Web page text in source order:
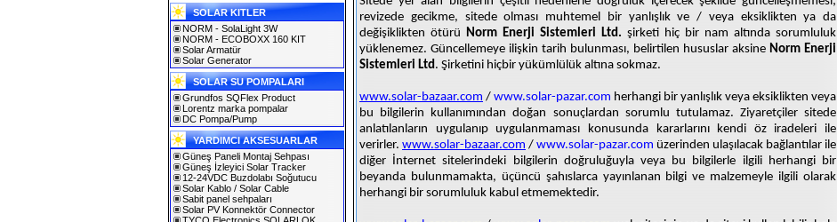
SOLAR KITLER
NORM - SolaLight 3W
NORM - ECOBOXX 160 KIT
Solar Armatür
Solar Generator
SOLAR SU POMPALARI
Grundfos SQFlex Product
Lorentz marka pompalar
DC Pompa/Pump
YARDIMCI AKSESUARLAR
Güneş Paneli Montaj Sehpası
Güneş İzleyici Solar Tracker
12-24VDC Buzdolabı Soğutucu
Solar Kablo / Solar Cable
Sabit panel sehpaları
Solar PV Konnektör Connector
revizede gecikme, sitede olması muhtemel bir yanlışlık ve / veya eksiklikten ya da
değişiklikten ötürü Norm Enerji Sistemleri Ltd. şirketi hiç bir nam altında sorumluluk
yüklenemez. Güncellemeye ilişkin tarih bulunması, belirtilen hususlar aksine Norm Enerji
Sistemleri Ltd. Şirketini hiçbir yükümlülük altına sokmaz.
www.solar-bazaar.com / www.solar-pazar.com herhangi bir yanlışlık veya eksiklikten veya
bu bilgilerin kullanımından doğan sonuçlardan sorumlu tutulamaz. Ziyaretçiler sitede
anlatılanların uygulanıp uygulanmaması konusunda kararlarını kendi öz iradeleri ile
verirler. www.solar-bazaar.com / www.solar-pazar.com üzerinden ulaşılacak bağlantılar ile
diğer İnternet sitelerindeki bilgilerin doğruluğuyla veya bu bilgilerle ilgili herhangi bir
beyanda bulunmamakta, üçüncü şahıslarca yayınlanan bilgi ve malzemeyle ilgili olarak
herhangi bir sorumluluk kabul etmemektedir.